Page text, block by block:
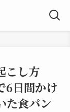
こし方
日間かけ
た食パン